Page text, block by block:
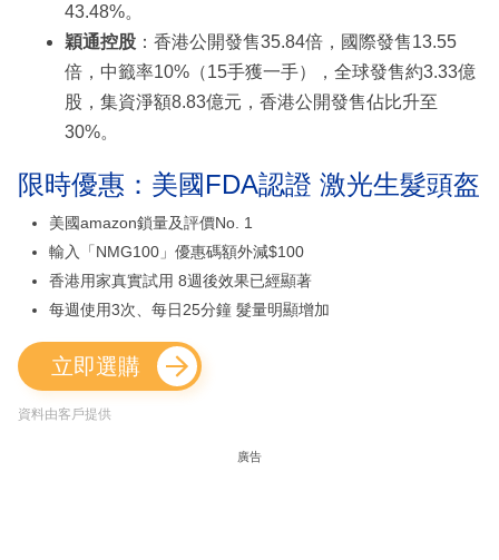
43.48%。
穎通控股 ：香港公開發售35.84倍，國際發售13.55
倍，中籤率10%（15手獲一手），全球發售約3.33億
股，集資淨額8.83億元，香港公開發售佔比升至
30%。
限時優惠：美國FDA認證 激光生髮頭盔
美國amazon鎖量及評價No. 1
輸入「NMG100」優惠碼額外減$100
香港用家真實試用 8週後效果已經顯著
每週使用3次、每日25分鐘 髮量明顯增加
立即選購
資料由客戶提供
廣告